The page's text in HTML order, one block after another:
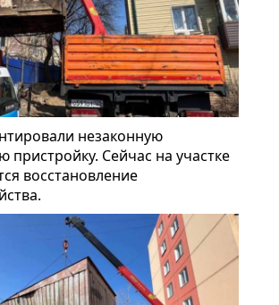
незаконную
пристройку. Сейчас на участке
восстановление